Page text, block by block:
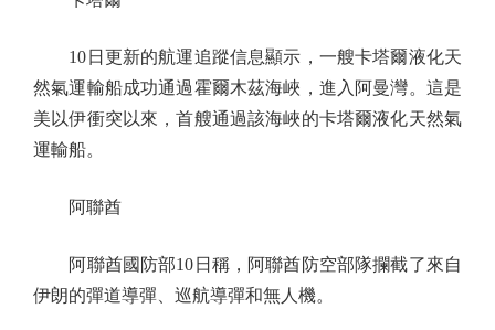
10日更新的航運追蹤信息顯示，一艘卡塔爾液化天
然氣運輸船成功通過霍爾木茲海峽，進入阿曼灣。這是
美以伊衝突以來，首艘通過該海峽的卡塔爾液化天然氣
運輸船。
阿聯酋
阿聯酋國防部10日稱，阿聯酋防空部隊攔截了來自
伊朗的彈道導彈、巡航導彈和無人機。